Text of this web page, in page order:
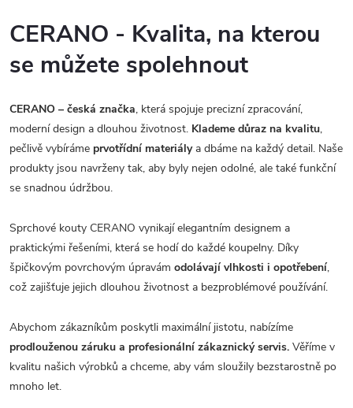
CERANO - Kvalita, na kterou
se můžete spolehnout
CERANO – česká značka, která spojuje precizní zpracování,
moderní design a dlouhou životnost. Klademe důraz na kvalitu,
pečlivě vybíráme prvotřídní materiálya dbáme na každý detail. Naše
produkty jsou navrženy tak, aby byly nejen odolné, ale také funkční
se snadnou údržbou.
Sprchové kouty CERANO vynikají elegantním designem a
praktickými řešeními, která se hodí do každé koupelny. Díky
špičkovým povrchovým úpravám odolávají vlhkosti i opotřebení,
což zajišťuje jejich dlouhou životnost a bezproblémové používání.
Abychom zákazníkům poskytli maximální jistotu, nabízíme
prodlouženou záruku a profesionální zákaznický servis. Věříme v
kvalitu našich výrobků a chceme, aby vám sloužily bezstarostně po
mnoho let.